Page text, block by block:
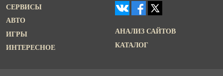
СЕРВИСЫ
АВТО
ИГРЫ
ИНТЕРЕСНОЕ
АНАЛИЗ САЙТОВ
КАТАЛОГ